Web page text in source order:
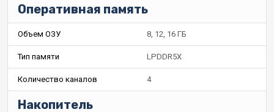
Оперативная память
Объем ОЗУ 8, 12, 16 ГБ
Тип памяти LPDDR5X
Количество каналов 4
Накопитель